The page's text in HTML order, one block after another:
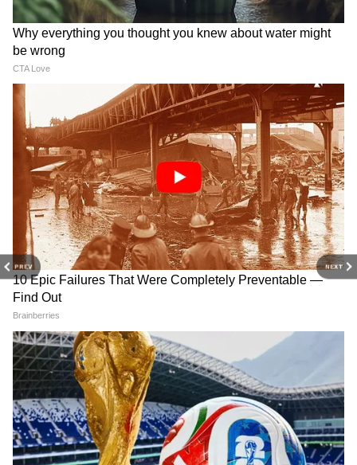
PREV NEXT
यह भी पढ़ें
महाराष्ट्र के सरकारी अस्पताल में 24 घंटे में 12 नवजात
सहित 24 मौतें, विपक्ष ने शिंदे सरकार पर बोला
चौतरफा हमला
RECOMMENDED STORIES
पत्नी-बच्चे को दुबई बुलाने की थी
तैयारी, तभी केरल के युवक के साथ
हो गया ये दर्दनाक हादसा!
डोकलाम के पास नई रेल लाइन! चीन
सीमा पर भारत ने क्यों बढ़ाई अचानक
रफ्तार?